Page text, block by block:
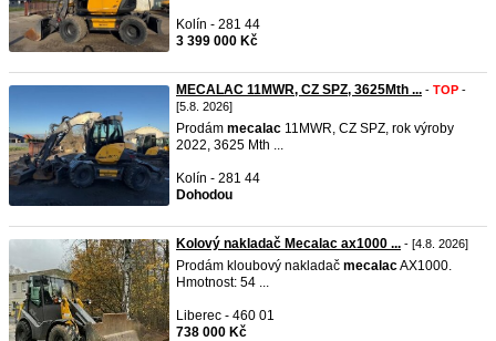
Kolín - 281 44
3 399 000 Kč
MECALAC 11MWR, CZ SPZ, 3625Mth ... - TOP -
[5.8. 2026]
Prodám mecalac 11MWR, CZ SPZ, rok výroby
2022, 3625 Mth ...
Kolín - 281 44
Dohodou
Kolový nakladač Mecalac ax1000 ... - [4.8. 2026]
Prodám kloubový nakladač mecalacAX1000.
Hmotnost: 54 ...
Liberec - 460 01
738 000 Kč